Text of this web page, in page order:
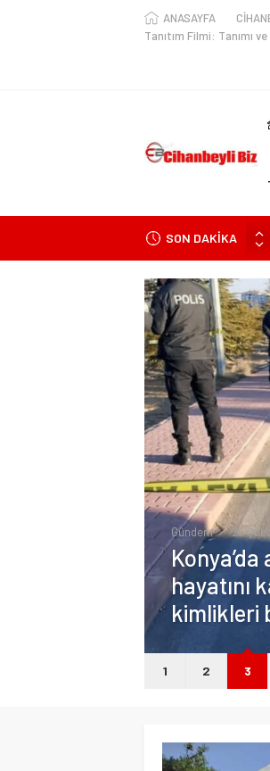
ANASAYFA
Tanıtım Filmi: Tanımı
SON DAKİKA
Gündem 26
hayatını
kimlikleri
1 2 3